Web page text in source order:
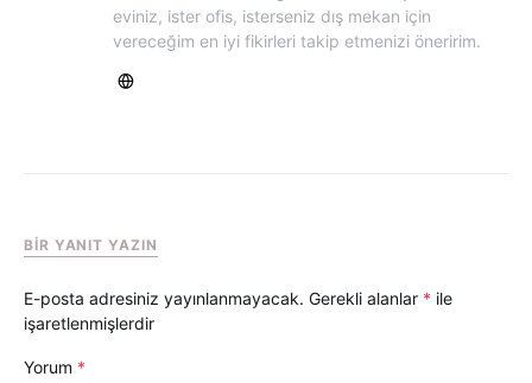
eviniz, ister ofis, isterseniz dış mekan için
vereceğim en iyi fikirleri takip etmenizi öneririm.
BIR YANIT YAZIN
E-posta adresiniz yayınlanmayacak. Gerekli alanlar * ile
işaretlenmişlerdir
Yorum *